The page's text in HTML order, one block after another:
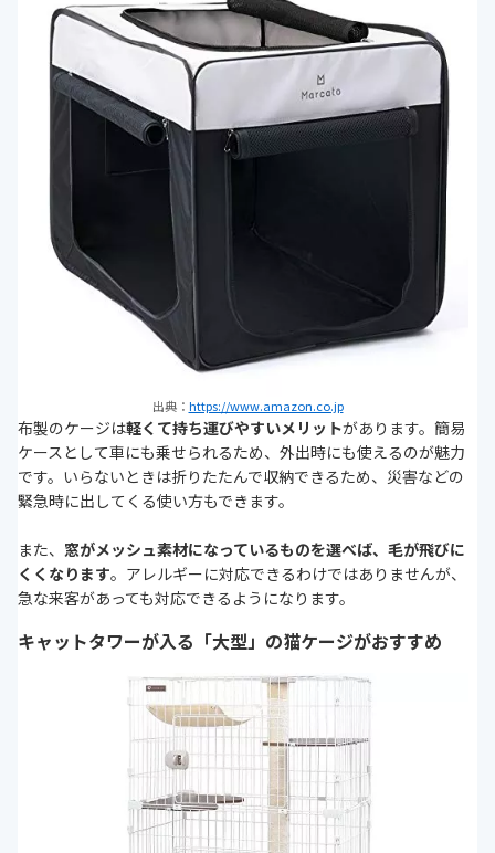
出典： https://www.amazon.co.jp
布製のケージは軽くて持ち運びやすいメリットがあります。簡易
ケースとして車にも乗せられるため、外出時にも使えるのが魅力
です。いらないときは折りたたんで収納できるため、災害などの
緊急時に出してくる使い方もできます。
また、 窓がメッシュ素材になっているものを選べば、毛が飛びに
くくなります。アレルギーに対応できるわけではありませんが、
急な来客があっても対応できるようになります。
キャットタワーが入る「大型」の猫ケージがおすすめ